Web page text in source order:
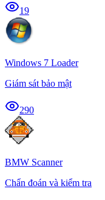
19
Windows 7 Loader
Giám sát bảo mật
290
BMW Scanner
Chẩn đoán và kiểm tra